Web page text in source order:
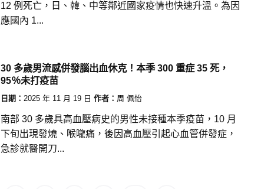
12 例死亡，日、韓、中等鄰近國家疫情也快速升溫。為因
應國內 1...
30 多歲男流感併發腦出血休克！本季 300 重症 35 死，
95％未打疫苗
日期： 2025 年 11 月 19 日 作者： 周 佩怡
南部 30 多歲具高血壓病史的男性未接種本季疫苗，10 月
下旬出現發燒、喉嚨痛，後因高血壓引起心血管併發症，
急診就醫開刀...